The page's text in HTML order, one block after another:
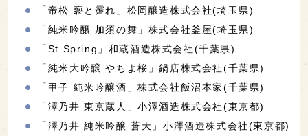
「帝松 褻と霽れ」松岡醸造株式会社(埼玉県)
「純米吟醸 加須の舞」株式会社釜屋(埼玉県)
「St.Spring」和蔵酒造株式会社(千葉県)
「純米大吟醸 やちよ桜」鍋店株式会社(千葉県)
「甲子 純米吟醸酒」株式会社飯沼本家(千葉県)
「澤乃井 東京蔵人」小澤酒造株式会社(東京都)
「澤乃井 純米吟醸 蒼天」小澤酒造株式会社(東京都)